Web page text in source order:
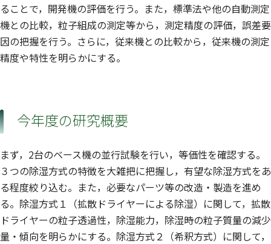
ることで，開発機の評価を行う。また，標準法や他の自動測定
機との比較，粒子組成の測定等から，測定精度の評価，誤差要
因の把握を行う。さらに，従来機との比較から，従来機の測定
精度や特性を明らかにする。
今年度の研究概要
まず，2台のベース機の並行試験を行い，等価性を確認する。
３つの除湿方式の特徴を大雑把に把握し，有望な除湿方式をあ
る程度絞り込む。また，必要なパーツ等の改造・製造を進め
る。除湿方式１（拡散ドライヤーによる除湿）に関して，拡散
ドライヤーの粒子透過性，除湿能力，除湿時の粒子質量の減少
量・傾向を明らかにする。除湿方式２（希釈方式）に関して，